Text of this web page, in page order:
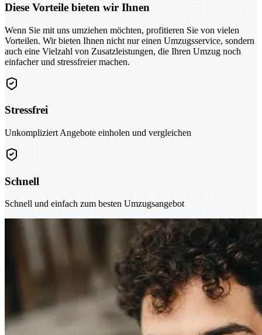
Diese Vorteile bieten wir Ihnen
Wenn Sie mit uns umziehen möchten, profitieren Sie von vielen
Vorteilen. Wir bieten Ihnen nicht nur einen Umzugsservice, sondern
auch eine Vielzahl von Zusatzleistungen, die Ihren Umzug noch
einfacher und stressfreier machen.
Stressfrei
Unkompliziert Angebote einholen und vergleichen
Schnell
Schnell und einfach zum besten Umzugsangebot